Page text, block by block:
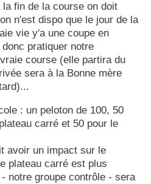
fin de la course on doit
n'est dispo que le jour de la
vie y'a une coupe en
pratiquer notre
course (elle partira du
sera à la Bonne mère
: un peloton de 100, 50
carré et 50 pour le
avoir un impact sur le
plateau carré est plus
notre groupe contrôle - sera